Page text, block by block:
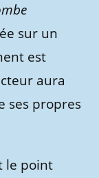
sur un
est
aura
ses propres
le point